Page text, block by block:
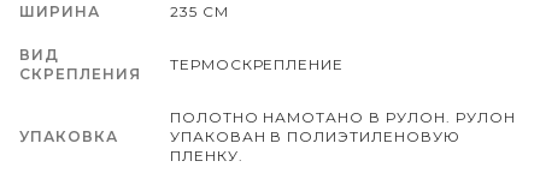
ШИРИНА 235 СМ
ВИД
СКРЕПЛЕНИЯ
ТЕРМОСКРЕПЛЕНИЕ
УПАКОВКА
ПОЛОТНО НАМОТАНО В РУЛОН. РУЛОН
УПАКОВАН В ПОЛИЭТИЛЕНОВУЮ
ПЛЕНКУ.